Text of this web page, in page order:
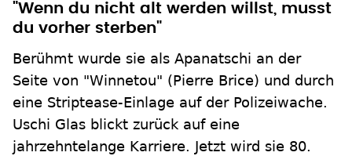
"Wenn du nicht alt werden willst, musst
du vorher sterben"
Berühmt wurde sie als Apanatschi an der
Seite von "Winnetou" (Pierre Brice) und durch
eine Striptease-Einlage auf der Polizeiwache.
Uschi Glas blickt zurück auf eine
jahrzehntelange Karriere. Jetzt wird sie 80.